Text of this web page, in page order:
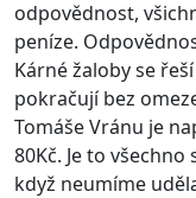
odpovědnost,
peníze.
Kárné žaloby se
pokračují bez
Tomáše Vránu je
80Kč. Je to
když neumíme